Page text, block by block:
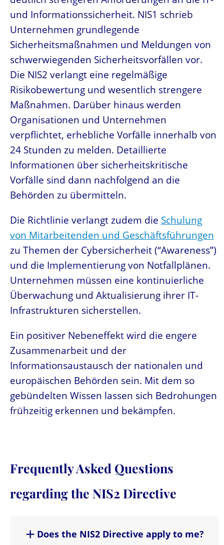
und Informationssicherheit. NIS1 schrieb
Unternehmen grundlegende
Sicherheitsmaßnahmen und Meldungen von
schwerwiegenden Sicherheitsvorfällen vor.
Die NIS2 verlangt eine regelmäßige
Risikobewertung und wesentlich strengere
Maßnahmen. Darüber hinaus werden
Organisationen und Unternehmen
verpflichtet, erhebliche Vorfälle innerhalb von
24 Stunden zu melden. Detaillierte
Informationen über sicherheitskritische
Vorfälle sind dann nachfolgend an die
Behörden zu übermitteln.
Die Richtlinie verlangt zudem die Schulung
von Mitarbeitenden und Geschäftsführungen
zu Themen der Cybersicherheit (“Awareness”)
und die Implementierung von Notfallplänen.
Unternehmen müssen eine kontinuierliche
Überwachung und Aktualisierung ihrer IT-
Infrastrukturen sicherstellen.
Ein positiver Nebeneffekt wird die engere
Zusammenarbeit und der
Informationsaustausch der nationalen und
europäischen Behörden sein. Mit dem so
gebündelten Wissen lassen sich Bedrohungen
frühzeitig erkennen und bekämpfen.
Frequently Asked Questions
regarding the NIS2 Directive
Does the NIS2 Directive apply to me?